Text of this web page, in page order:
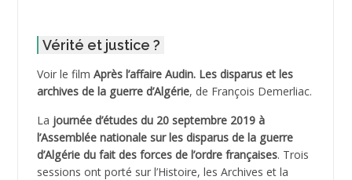
ADELIOUAT Vve AIT SAADA
ADJANI Khaled
ADJAOUT
ADNI Mohamed Akli
Vérité et justice ?
Voir le film Après l’affaire Audin. Les disparus et les
archives de la guerre d’Algérie, de François Demerliac.
La journée d’études du 20 septembre 2019 à
l’Assemblée nationale sur les disparus de la guerre
d’Algérie du fait des forces de l’ordre françaises. Trois
sessions ont porté sur l’Histoire, les Archives et la